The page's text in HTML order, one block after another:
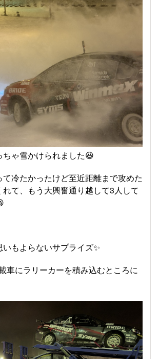
ゃ雪かけられました😆
冷たかったけど至近距離まで攻めた
て、もう大興奮通り越して3人して
もよらないサプライズ✨
車にラリーカーを積み込むところに